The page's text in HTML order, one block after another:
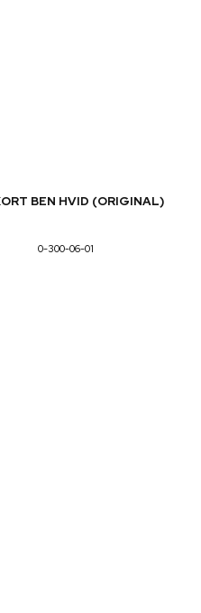
BEN HVID (ORIGINAL)
0-300-06-01